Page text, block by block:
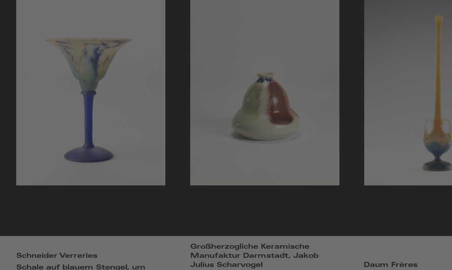
Schneider Verreries
Schale auf blauem Stengel, um
Großherzogliche Keramische
Manufaktur Darmstadt, Jakob
Julius Scharvogel
Daum Frères